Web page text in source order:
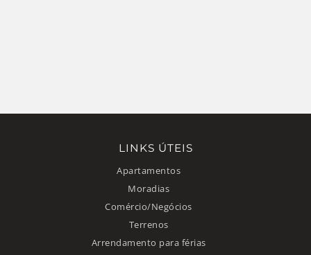
LINKS ÚTEIS
Apartamentos
Moradias
Comércio/Negócios
Terrenos
Arrendamento para férias